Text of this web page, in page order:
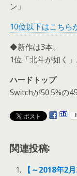
ン」
10位以下はこちら
◆新作は3本。
1位「北斗が如く」
ハードトップ
Switchが50.5%の
関連投稿:
【～2018年2